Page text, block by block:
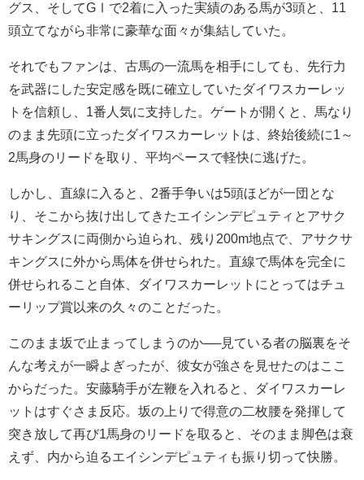
グス、そしてGⅠで2着に入った実績のある馬が3頭と、11
頭立てながら非常に豪華な面々が集結していた。
それでもファンは、古馬の一流馬を相手にしても、先行力
を武器にした安定感を既に確立していたダイワスカーレッ
トを信頼し、1番人気に支持した。ゲートが開くと、馬なり
のまま先頭に立ったダイワスカーレットは、終始後続に1～
2馬身のリードを取り、平均ペースで軽快に逃げた。
しかし、直線に入ると、2番手争いは5頭ほどが一団とな
り、そこから抜け出してきたエイシンデピュティとアサク
サキングスに両側から迫られ、残り200m地点で、アサクサ
キングスに外から馬体を併せられた。直線で馬体を完全に
併せられること自体、ダイワスカーレットにとってはチュ
ーリップ賞以来の久々のことだった。
このまま坂で止まってしまうのか──見ている者の脳裏をそ
んな考えが一瞬よぎったが、彼女が強さを見せたのはここ
からだった。安藤騎手が左鞭を入れると、ダイワスカーレ
ットはすぐさま反応。坂の上りで得意の二枚腰を発揮して
突き放して再び1馬身のリードを取ると、そのまま脚色は衰
えず、内から迫るエイシンデピュティも振り切って快勝。